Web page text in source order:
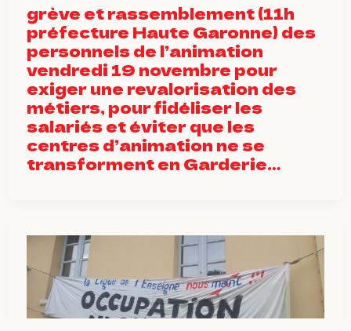
grève et rassemblement (11h
préfecture Haute Garonne) des
personnels de l’animation
vendredi 19 novembre pour
exiger une revalorisation des
métiers, pour fidéliser les
salariés et éviter que les
centres d’animation ne se
transforment en Garderie…